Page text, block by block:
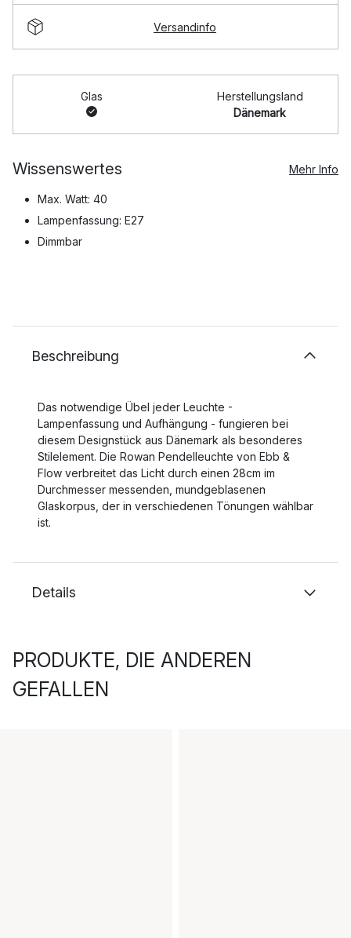
Versandinfo
Glas
Herstellungsland
Dänemark
Wissenswertes Mehr Info
Max. Watt: 40
Lampenfassung: E27
Dimmbar
Beschreibung
Das notwendige Übel jeder Leuchte -
Lampenfassung und Aufhängung - fungieren bei
diesem Designstück aus Dänemark als besonderes
Stilelement. Die Rowan Pendelleuchte von Ebb &
Flow verbreitet das Licht durch einen 28cm im
Durchmesser messenden, mundgeblasenen
Glaskorpus, der in verschiedenen Tönungen wählbar
ist.
Details
PRODUKTE, DIE ANDEREN
GEFALLEN